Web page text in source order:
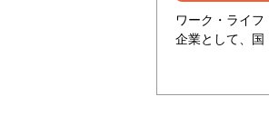
ワーク・ライ
企業として、国